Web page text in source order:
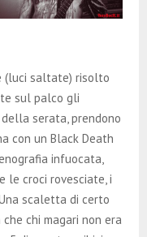
(luci saltate) risolto
sul palco gli
serata, prendono
con un Black Death
infuocata,
le croci rovesciate, i
scaletta di certo
chi magari non era